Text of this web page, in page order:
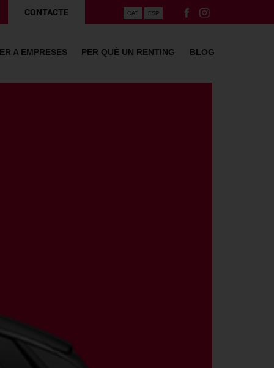
CONTACTE CAT ESP
A EMPRESES PER QUÈ UN RENTING BLOG